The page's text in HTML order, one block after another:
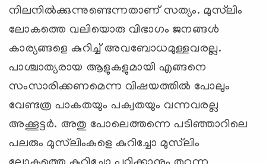
നിലനില്‍ക്കുന്നുണ്ടെന്നതാണ് സത്യം. മുസ്‌ലിം
ലോകത്തെ വലിയൊരു വിഭാഗം ജനങ്ങള്‍
കാര്യങ്ങളെ കുറിച്ച് അവബോധമുള്ളവരല്ല.
പാശ്ചാത്യരായ ആളുകളുമായി എങ്ങനെ
സംസാരിക്കണമെന്ന വിഷയത്തില്‍ പോലും
വേണ്ടത്ര പാകതയും പക്വതയും വന്നവരല്ല
അക്കൂട്ടര്‍. അതു പോലെത്തന്നെ പടിഞ്ഞാറിലെ
പലരും മുസ്‌ലിംകളെ കുറിച്ചോ മുസ്‌ലിം